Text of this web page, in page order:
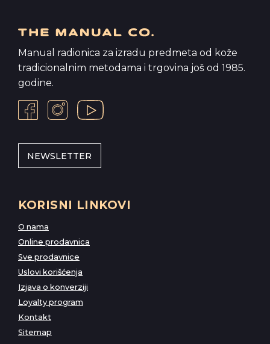
Manual radionica za izradu predmeta od kože
tradicionalnim metodama i trgovina još od 1985.
godine.
NEWSLETTER
KORISNI LINKOVI
O nama
Online prodavnica
Sve prodavnice
Uslovi korišćenja
Izjava o konverziji
Loyalty program
Kontakt
Sitemap